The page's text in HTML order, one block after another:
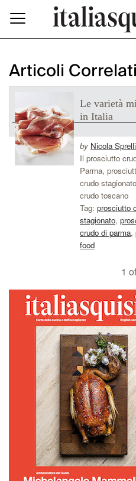
Articoli Correlati
Le varietà
in Italia
by Nicola Sprelli
Il prosciutto
Parma,
crudo
crudo toscano
Tag: prosciutto
stagionato,
crudo di parma,
food
1